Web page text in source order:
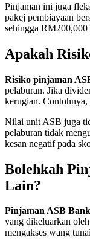
Pinjaman ini juga
pakej pembiayaan
sehingga RM200,000
Apakah
Risiko pinjaman
pelaburan. Jika
kerugian.
Nilai unit ASB juga
pelaburan tidak
kesan negatif pada
Bolehkah
Lain?
Pinjaman ASB
yang dikeluarkan
mengakses wang